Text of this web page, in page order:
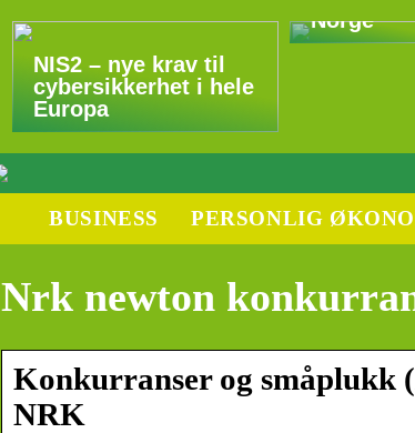
NIS2 – nye krav til
cybersikkerhet i hele
Europa
Norge
BUSINESS PERSONLIG
Nrk newton
Konkurranser og småplukk
NRK